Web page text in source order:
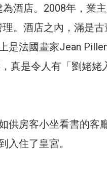
酒店。2008年，業
。酒店之內，滿是古
是法國畫家Jean
真是令人有「劉姥姥
供房客小坐看書的客
入住了皇宮。